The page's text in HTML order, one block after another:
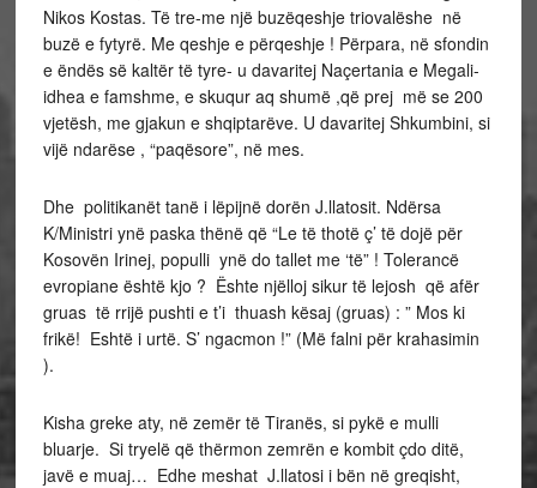
Nikos Kostas. Të tre-me një buzëqeshje triovalëshe në
buzë e fytyrë. Me qeshje e përqeshje ! Përpara, në sfondin
e ëndës së kaltër të tyre- u davaritej Naçertania e Megali-
idhea e famshme, e skuqur aq shumë ,që prej më se 200
vjetësh, me gjakun e shqiptarëve. U davaritej Shkumbini, si
vijë ndarëse , “paqësore”, në mes.
Dhe politikanët tanë i lëpijnë dorën J.llatosit. Ndërsa
K/Ministri ynë paska thënë që “Le të thotë ç’ të dojë për
Kosovën Irinej, populli ynë do tallet me ‘të” ! Tolerancë
evropiane është kjo ? Ështe njëlloj sikur të lejosh që afër
gruas të rrijë pushti e t’i thuash kësaj (gruas) : ” Mos ki
frikë! Eshtë i urtë. S’ ngacmon !” (Më falni për krahasimin
).
Kisha greke aty, në zemër të Tiranës, si pykë e mulli
bluarje. Si tryelë që thërmon zemrën e kombit çdo ditë,
javë e muaj… Edhe meshat J.llatosi i bën në greqisht,